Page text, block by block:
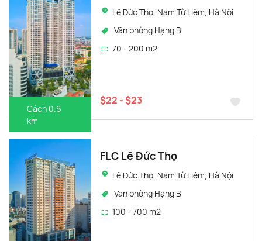
Cách 0.6
km
Lê Đức Thọ, Nam Từ Liêm, Hà Nội
Văn phòng Hạng B
70 - 200 m2
$22 - $23
FLC Lê Đức Thọ
Lê Đức Thọ, Nam Từ Liêm, Hà Nội
Văn phòng Hạng B
100 - 700 m2